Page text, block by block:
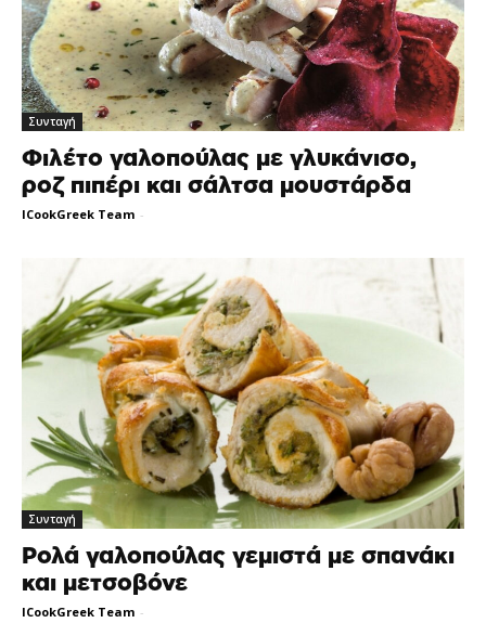
Συνταγή
Φιλέτο γαλοπούλας με γλυκάνισο,
ροζ πιπέρι και σάλτσα μουστάρδα
ICookGreek Team -
Συνταγή
Ρολά γαλοπούλας γεμιστά με σπανάκι
και μετσοβόνε
ICookGreek Team -